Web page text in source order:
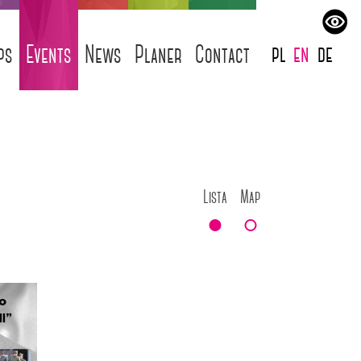
Events News Planer Contact pl en de
Lista Map